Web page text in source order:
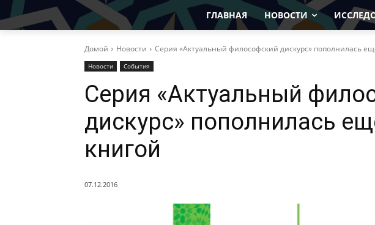
ГЛАВНАЯ НОВОСТИ
Домой Новости Серия «Актуальный философский дискурс» пополнилась
Новости События
Серия «Актуальный
дискурс» пополнилась
книгой
07.12.2016